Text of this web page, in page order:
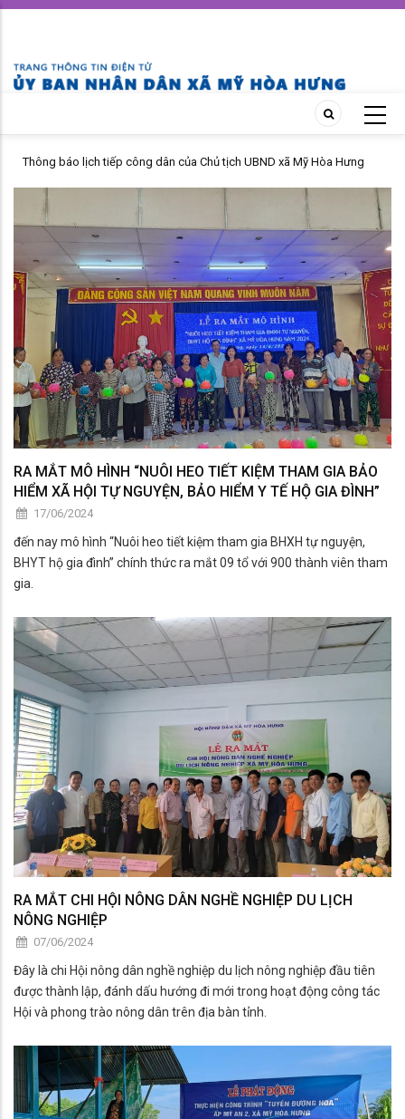
Skip
content
Thông báo lịch tiếp công dân của Chủ tịch UBND xã Mỹ Hòa Hưng
tháng 04 năm 2026
RA MẮT MÔ HÌNH “NUÔI HEO TIẾT KIỆM THAM GIA BẢO
HIỂM XÃ HỘI TỰ NGUYỆN, BẢO HIỂM Y TẾ HỘ GIA ĐÌNH”
17/06/2024
đến nay mô hình “Nuôi heo tiết kiệm tham gia BHXH tự nguyện,
BHYT hộ gia đình” chính thức ra mắt 09 tổ với 900 thành viên tham
gia.
RA MẮT CHI HỘI NÔNG DÂN NGHỀ NGHIỆP DU LỊCH
NÔNG NGHIỆP
07/06/2024
Đây là chi Hội nông dân nghề nghiệp du lịch nông nghiệp đầu tiên
được thành lập, đánh dấu hướng đi mới trong hoạt động công tác
Hội và phong trào nông dân trên địa bàn tỉnh.